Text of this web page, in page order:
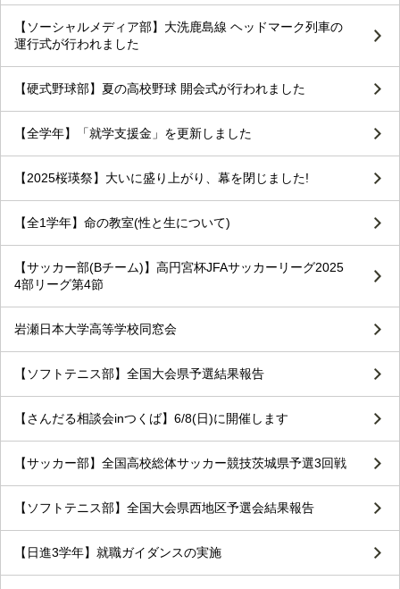
【ソーシャルメディア部】大洗鹿島線 ヘッドマーク列車の
運行式が行われました
【硬式野球部】夏の高校野球 開会式が行われました
【全学年】「就学支援金」を更新しました
【2025桜瑛祭】大いに盛り上がり、幕を閉じました!
【全1学年】命の教室(性と生について)
【サッカー部(Bチーム)】高円宮杯JFAサッカーリーグ2025
4部リーグ第4節
岩瀬日本大学高等学校同窓会
【ソフトテニス部】全国大会県予選結果報告
【さんだる相談会inつくば】6/8(日)に開催します
【サッカー部】全国高校総体サッカー競技茨城県予選3回戦
【ソフトテニス部】全国大会県西地区予選会結果報告
【日進3学年】就職ガイダンスの実施